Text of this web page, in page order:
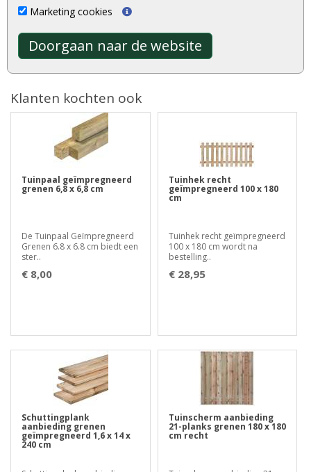
Marketing cookies
Doorgaan naar de website
Klanten kochten ook
Tuinpaal geïmpregneerd
grenen 6,8 x 6,8 cm
De Tuinpaal Geïmpregneerd
Grenen 6.8 x 6.8 cm biedt een
ster..
€ 8,00
Tuinhek recht
geïmpregneerd 100 x 180
cm
Tuinhek recht geïmpregneerd
100 x 180 cm wordt na
bestelling..
€ 28,95
Schuttingplank
aanbieding grenen
geïmpregneerd 1,6 x 14 x
240 cm
Tuinscherm aanbieding
21-planks grenen 180 x 180
cm recht